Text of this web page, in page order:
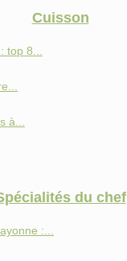
Cuisson
top 8...
à...
du chef
:...